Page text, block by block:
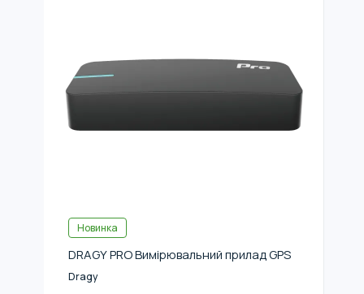
Новинка
DRAGY PRO Вимірювальний прилад GPS
Dragy